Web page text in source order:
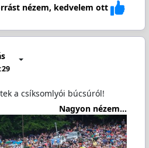
nézem, kedvelem ott
a csíksomlyói búcsúról!
Nagyon nézem...